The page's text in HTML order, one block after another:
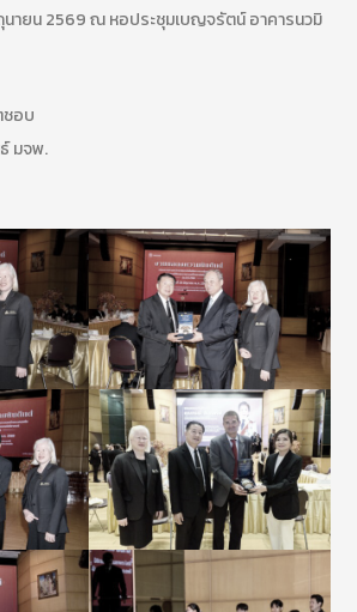
นายน 2569 ณ หอประชุมเบญจรัตน์ อาคารนวมิ
อบ
มจพ.